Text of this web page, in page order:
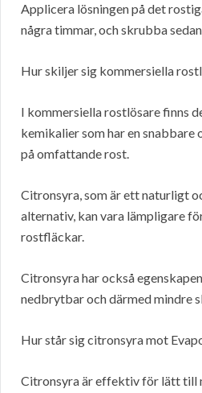
Applicera lösningen på det
några timmar, och skrubba
Hur skiljer sig kommersiella
I kommersiella rostlösare finns
kemikalier som har en
på omfattande rost.
Citronsyra, som är ett naturligt
alternativ, kan vara lämpligare
rostfläckar.
Citronsyra har också
nedbrytbar och därmed mindre
Hur står sig citronsyra mot
Citronsyra är effektiv för lätt till